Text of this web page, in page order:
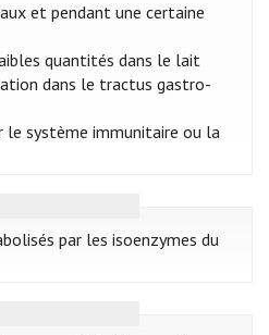
et pendant une certaine
quantités dans le lait
dans le tractus gastro-
le système immunitaire ou la
par les isoenzymes du